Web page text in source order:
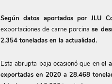
Según datos aportados por JLU
exportaciones de carne porcinase
2.354 toneladas en la actualidad.
Esta abrupta baja ocasionó que en el
exportadas en 2020 a 28.468